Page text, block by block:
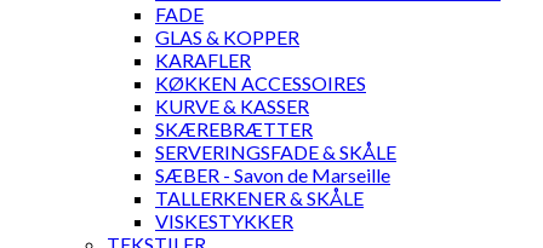
FADE
GLAS & KOPPER
KARAFLER
KØKKEN ACCESSOIRES
KURVE & KASSER
SKÆREBRÆTTER
SERVERINGSFADE & SKÅLE
SÆBER - Savon de Marseille
TALLERKENER & SKÅLE
VISKESTYKKER